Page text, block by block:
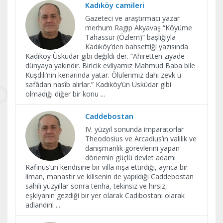
Kadıköy camileri
Gazeteci ve araştırmacı yazar
merhum Ragıp Akyavaş “Köyüme
Tahassür (Özlem)” başlığıyla
Kadıköy’den bahsettiği yazısında
Kadıköy Üsküdar gibi değildi der. “Ahiretten ziyade
dünyaya yakındır. Biricik evliyamız Mahmud Baba bile
Kuşdili’nin kenarında yatar. Ölülerimiz dahi zevk ü
safâdan nasîb alırlar.” Kadıköy’ün Üsküdar gibi
olmadığı diğer bir konu ...
Caddebostan
IV. yüzyıl sonunda imparatorlar
Theodosius ve Arcadius’ın valilik ve
danışmanlık görevlerini yapan
dönemin güçlü devlet adamı
Rafinus’un kendisine bir villa inşa ettirdiği, ayrıca bir
liman, manastır ve kilisenin de yapıldığı Caddebostan
sahili yüzyıllar sonra tenha, tekinsiz ve hırsız,
eşkiyanın gezdiği bir yer olarak Cadıbostanı olarak
adlandırıl ...